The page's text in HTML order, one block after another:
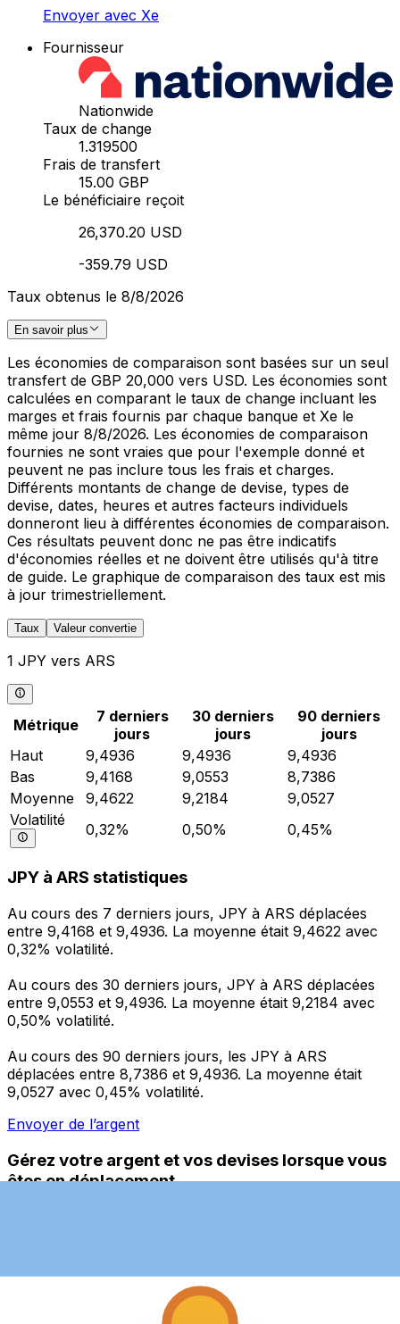
Envoyer avec Xe
Fournisseur
Nationwide
Taux de change
1.319500
Frais de transfert
15.00 GBP
Le bénéficiaire reçoit
26,370.20 USD
-359.79 USD
Taux obtenus le 8/8/2026
En savoir plus
Les économies de comparaison sont basées sur un seul
transfert de GBP 20,000 vers USD. Les économies sont
calculées en comparant le taux de change incluant les
marges et frais fournis par chaque banque et Xe le
même jour 8/8/2026. Les économies de comparaison
fournies ne sont vraies que pour l'exemple donné et
peuvent ne pas inclure tous les frais et charges.
Différents montants de change de devise, types de
devise, dates, heures et autres facteurs individuels
donneront lieu à différentes économies de comparaison.
Ces résultats peuvent donc ne pas être indicatifs
d'économies réelles et ne doivent être utilisés qu'à titre
de guide. Le graphique de comparaison des taux est mis
à jour trimestriellement.
Taux Valeur convertie
1 JPY vers ARS
Métrique
7 derniers
jours
30 derniers
jours
90 derniers
jours
Haut
9,4936 9,4936
9,4936
Bas
9,4168 9,0553
8,7386
Moyenne
9,4622 9,2184
9,0527
Volatilité
0,32% 0,50% 0,45%
JPY à ARS statistiques
Au cours des 7 derniers jours, JPY à ARS déplacées
entre 9,4168 et 9,4936. La moyenne était 9,4622 avec
0,32% volatilité.
Au cours des 30 derniers jours, JPY à ARS déplacées
entre 9,0553 et 9,4936. La moyenne était 9,2184 avec
0,50% volatilité.
Au cours des 90 derniers jours, les JPY à ARS
déplacées entre 8,7386 et 9,4936. La moyenne était
9,0527 avec 0,45% volatilité.
Envoyer de l’argent
Gérez votre argent et vos devises lorsque vous
êtes en déplacement
l'argent à l'étranger sans frais cachés. Téléchargez
l'application dès aujourd'hui !